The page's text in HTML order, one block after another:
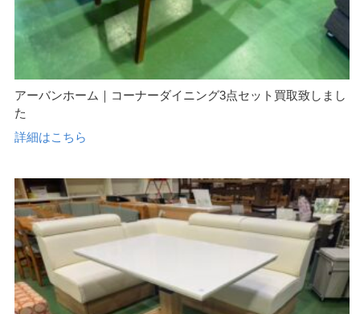
アーバンホーム｜コーナーダイニング3点セット買取致しまし
た
詳細はこちら